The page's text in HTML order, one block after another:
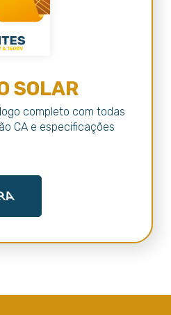
SOLAR
completo com todas
CA e especificações